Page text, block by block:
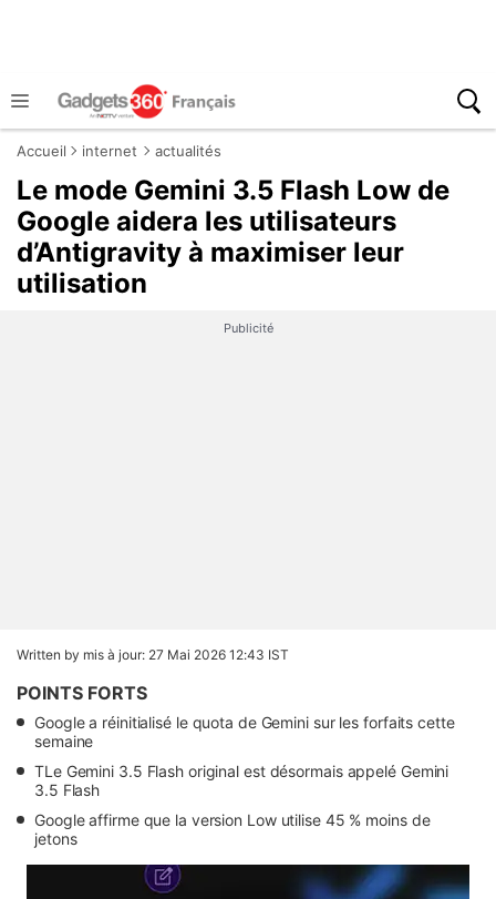
Accueil internet actualités
Le mode Gemini 3.5 Flash Low de
Google aidera les utilisateurs
d’Antigravity à maximiser leur
utilisation
Publicité
Written by mis à jour: 27 Mai 2026 12:43 IST
POINTS FORTS
Google a réinitialisé le quota de Gemini sur les forfaits cette
semaine
TLe Gemini 3.5 Flash original est désormais appelé Gemini
3.5 Flash
Google affirme que la version Low utilise 45 % moins de
jetons